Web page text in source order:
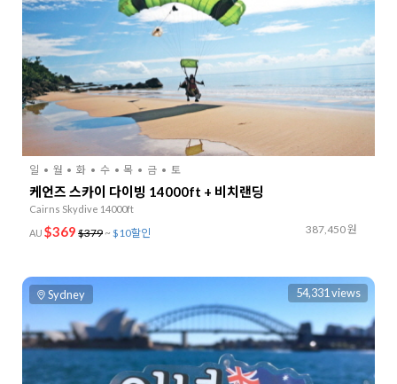
일 월 화 수 목 금 토
케언즈 스카이 다이빙 14000ft + 비치랜딩
Cairns Skydive 14000ft
387,450 원
AU $369 $379 ~ $10할인
Sydney 54,331 views